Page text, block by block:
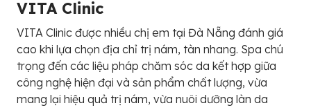
VITA Clinic
VITA Clinic được nhiều chị em tại Đà Nẵng đánh giá
cao khi lựa chọn địa chỉ trị nám, tàn nhang. Spa chú
trọng đến các liệu pháp chăm sóc da kết hợp giữa
công nghệ hiện đại và sản phẩm chất lượng, vừa
mang lại hiệu quả trị nám, vừa nuôi dưỡng làn da